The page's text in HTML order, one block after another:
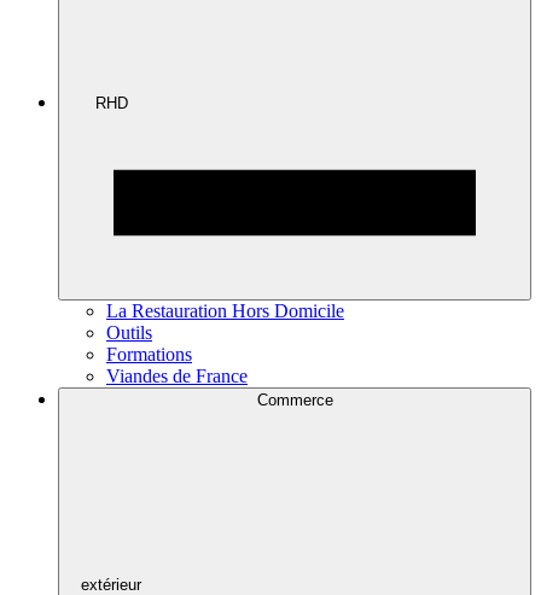
RHD
La Restauration Hors Domicile
Outils
Formations
Viandes de France
Commerce
extérieur